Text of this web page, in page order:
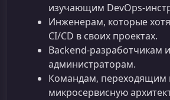
изучающим
Инженерам, которые
CI/CD в своих проектах.
Backend‑разработчикам
администраторам.
Командам, переходящим
микросервисную